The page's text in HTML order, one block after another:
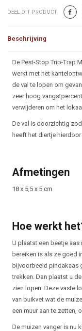
DEEL DIT PRODUCT
Beschrijving
Beschrijving
De Pest-Stop Trip-Trap
werkt met het
de val te lopen om
zeer hoog
verwijderen om het
De val is doorzichtig
heeft het diertje
Afmetingen
18 x 5,5 x 5 cm
Hoe werkt
U plaatst een beetje
bereiken is als ze goed
bijvoorbeeld pindakaas
trekken. Dan plaatst u
zien lopen. Deze vaste
van buikvet wat de
een muur aan te zetten,
De muizen vanger is nu